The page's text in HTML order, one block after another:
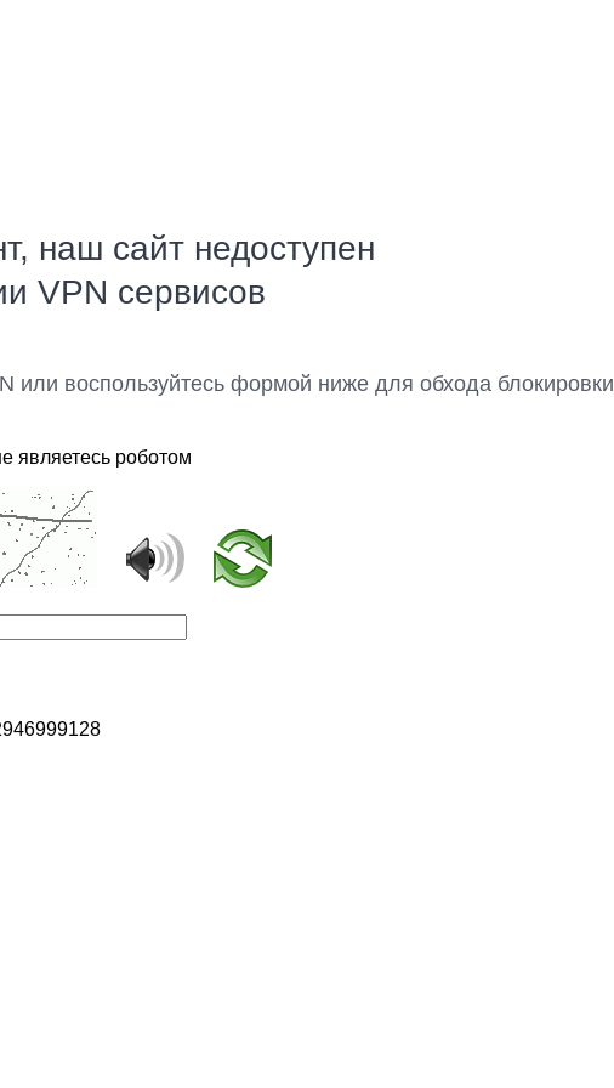
наш сайт недоступен
VPN сервисов
или воспользуйтесь формой ниже для обхода блокировки
являетесь роботом